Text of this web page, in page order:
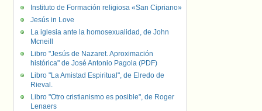
Instituto de Formación religiosa «San Cipriano»
Jesús in Love
La iglesia ante la homosexualidad, de John
Mcneill
Libro "Jesús de Nazaret. Aproximación
histórica" de José Antonio Pagola (PDF)
Libro "La Amistad Espiritual", de Elredo de
Rieval.
Libro "Otro cristianismo es posible", de Roger
Lenaers